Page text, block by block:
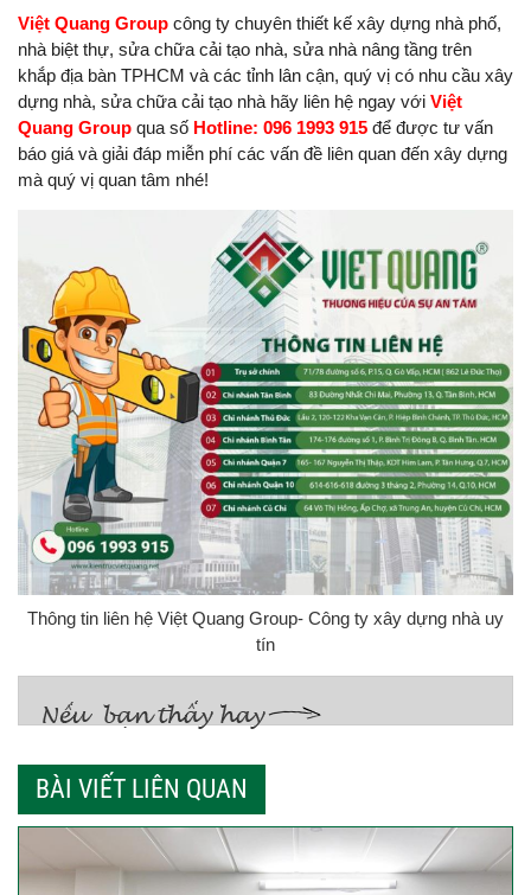
Việt Quang Group công ty chuyên thiết kế xây dựng nhà phố,
nhà biệt thự, sửa chữa cải tạo nhà, sửa nhà nâng tầng trên
khắp địa bàn TPHCM và các tỉnh lân cận, quý vị có nhu cầu xây
dựng nhà, sửa chữa cải tạo nhà hãy liên hệ ngay với Việt
Quang Group qua số Hotline: 096 1993 915 để được tư vấn
báo giá và giải đáp miễn phí các vấn đề liên quan đến xây dựng
mà quý vị quan tâm nhé!
Thông tin liên hệ Việt Quang Group- Công ty xây dựng nhà uy
tín
BÀI VIẾT LIÊN QUAN